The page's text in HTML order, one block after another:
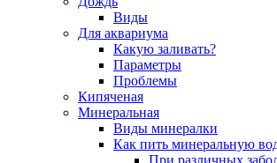
Виды
Для аквариума
Какую заливать?
Параметры
Проблемы
Кипяченая
Минеральная
Виды минералки
Как пить минеральную
При различных